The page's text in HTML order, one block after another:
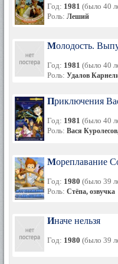
жизни было плохое — он
был инвалидом II группы.
с пневмонией лёг в
не было денег,
медикаменты. На
сердечная
июля его перевели в
Кононова
Причиной смерти
сосудах.
Похоронен в Москве,
кладбища.
Год: 1981 (было 40
Роль: Леший
Молодость.
Год: 1981 (было 40
Роль: Удалов
Приключения
Год: 1981 (было 40
Роль: Вася
Мореплавание
Год: 1980 (было 39
Роль: Стёпа, озвучка
Иначе нельзя
Год: 1980 (было 39